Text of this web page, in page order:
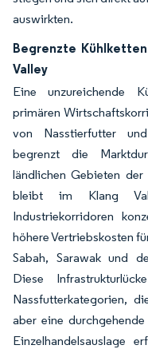
auswirkten.
Begrenzte
Valley
Eine unzureichende
primären
von Nasstierfutter
begrenzt die
ländlichen Gebieten der
bleibt im Klang
Industriekorridoren
höhere Vertriebskosten
Sabah, Sarawak und
Diese
Nassfutterkategorien,
aber eine
Einzelhandelsauslage